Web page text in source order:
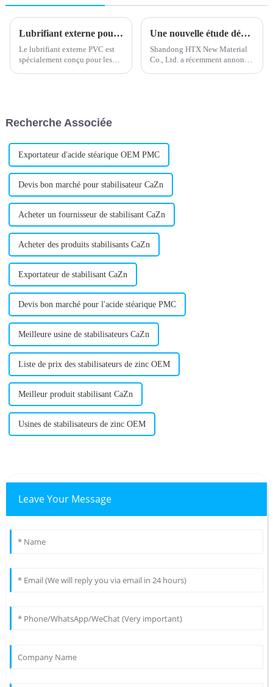
Lubrifiant externe pour PVC : amélioration des performances et de la durabilité
Le lubrifiant externe PVC est
spécialement conçu pour les
qu'additif clé...
Une nouvelle étude démontre l'efficacité du stabilisateur calcium-zinc
Shandong HTX New Material
Co., Ltd. a récemment annoncé
Recherche Associée
Exportateur d'acide stéarique OEM PMC
Devis bon marché pour stabilisateur CaZn
Acheter un fournisseur de stabilisant CaZn
Acheter des produits stabilisants CaZn
Exportateur de stabilisant CaZn
Devis bon marché pour l'acide stéarique PMC
Meilleure usine de stabilisateurs CaZn
Liste de prix des stabilisateurs de zinc OEM
Meilleur produit stabilisant CaZn
Usines de stabilisateurs de zinc OEM
Leave Your Message